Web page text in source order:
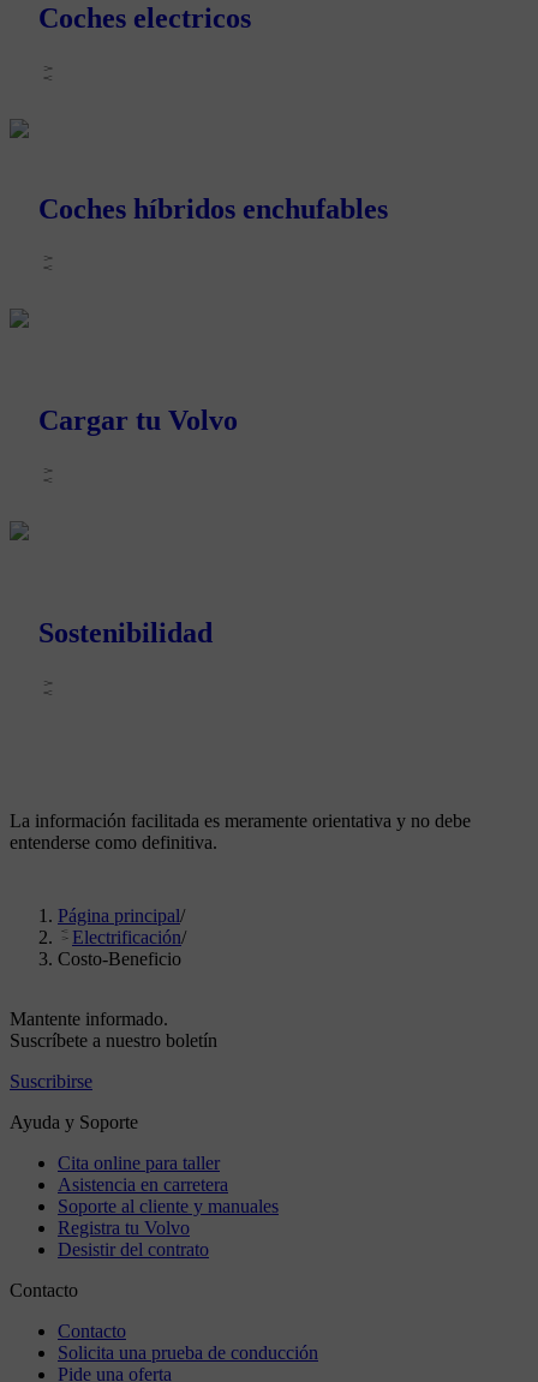
Coches electricos
Coches híbridos enchufables
Cargar tu Volvo
Sostenibilidad
La información facilitada es meramente orientativa y no debe
entenderse como definitiva.
Página principal/
Electrificación/
Costo-Beneficio